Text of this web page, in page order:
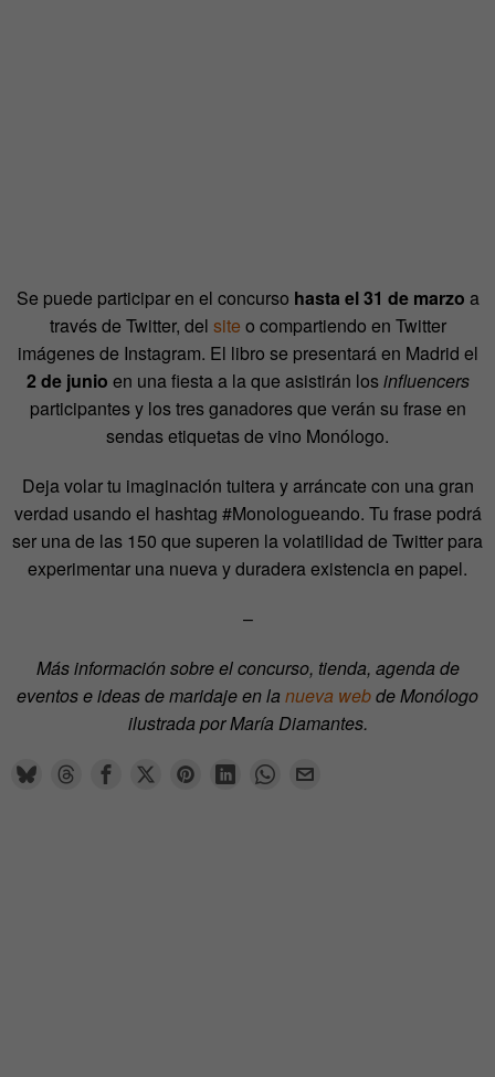
Se puede participar en el concurso hasta el 31 de marzo a
través de Twitter, del site o compartiendo en Twitter
imágenes de Instagram. El libro se presentará en Madrid el
2 de junio en una fiesta a la que asistirán losinfluencers
participantes y los tres ganadores que verán su frase en
sendas etiquetas de vino Monólogo.
Deja volar tu imaginación tuitera y arráncate con una gran
verdad usando el hashtag #Monologueando. Tu frase podrá
ser una de las 150 que superen la volatilidad de Twitter para
experimentar una nueva y duradera existencia en papel.
–
Más información sobre el concurso, tienda, agenda de
eventos e ideas de maridaje en la nueva webde Monólogo
ilustrada por María Diamantes.